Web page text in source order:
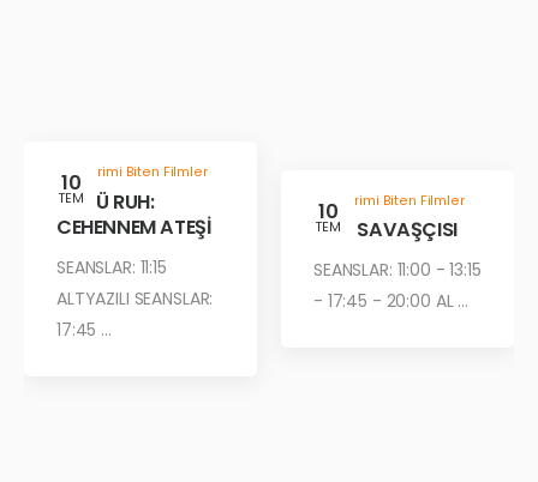
10
TEM
Gösterimi Biten Filmler
KÖTÜ RUH:
CEHENNEM ATEŞİ
SEANSLAR: 11:15
ALTYAZILI SEANSLAR:
17:45 ...
10
TEM
Gösterimi Biten Filmler
ÇÖL SAVAŞÇISI
SEANSLAR: 11:00 - 13:15
- 17:45 - 20:00 AL ...